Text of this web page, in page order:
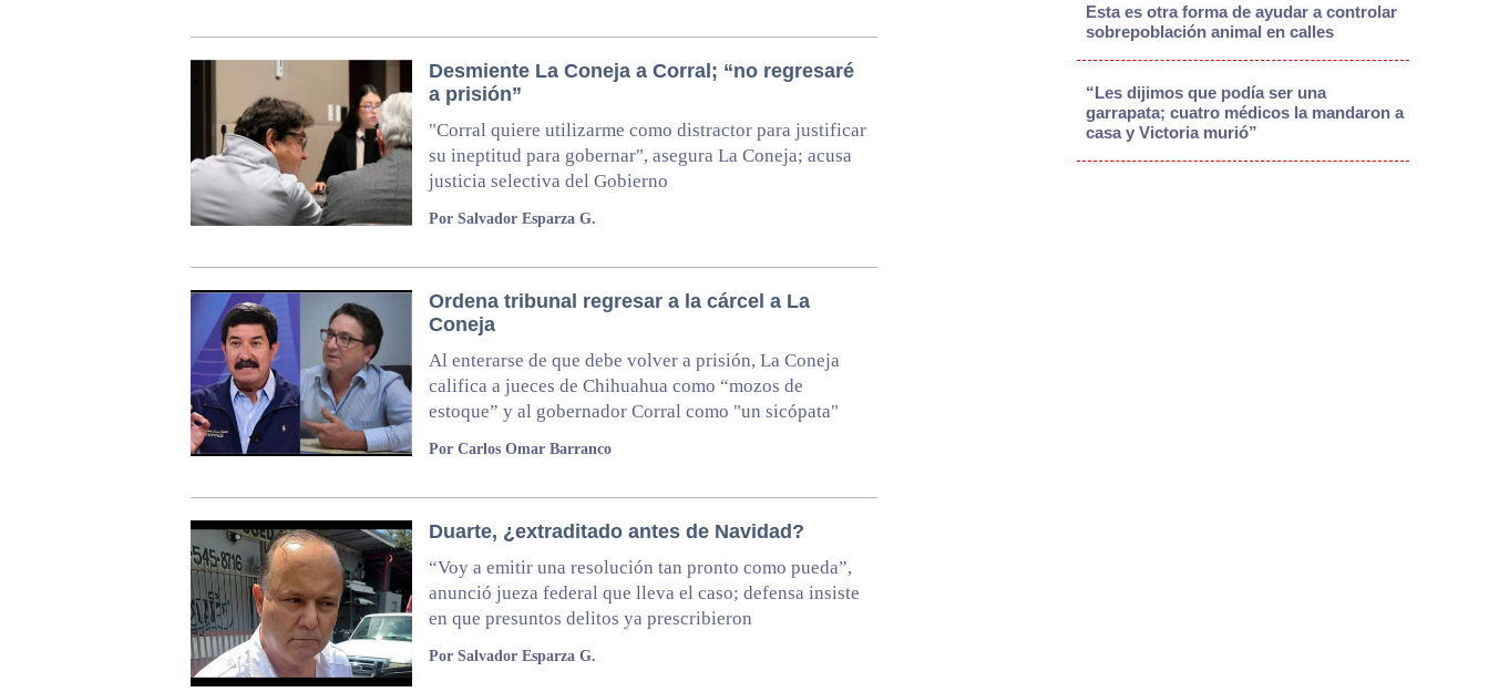
Desmiente La Coneja a Corral; “no regresaré
a prisión”
"Corral quiere utilizarme como distractor para justificar
su ineptitud para gobernar", asegura La Coneja; acusa
justicia selectiva del Gobierno
Por Salvador Esparza G.
Ordena tribunal regresar a la cárcel a La
Coneja
Al enterarse de que debe volver a prisión, La Coneja
califica a jueces de Chihuahua como “mozos de
estoque” y al gobernador Corral como "un sicópata"
Por Carlos Omar Barranco
Duarte, ¿extraditado antes de Navidad?
“Voy a emitir una resolución tan pronto como pueda”,
anunció jueza federal que lleva el caso; defensa insiste
en que presuntos delitos ya prescribieron
Por Salvador Esparza G.
Esta es otra forma de ayudar a controlar
sobrepoblación animal en calles
“Les dijimos que podía ser una
garrapata; cuatro médicos la mandaron a
casa y Victoria murió”